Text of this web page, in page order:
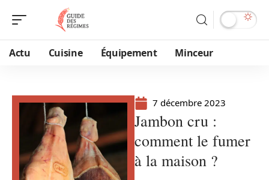
Actu Cuisine Équipement Minceur
7 décembre 2023
Jambon cru :
comment le fumer
à la maison ?